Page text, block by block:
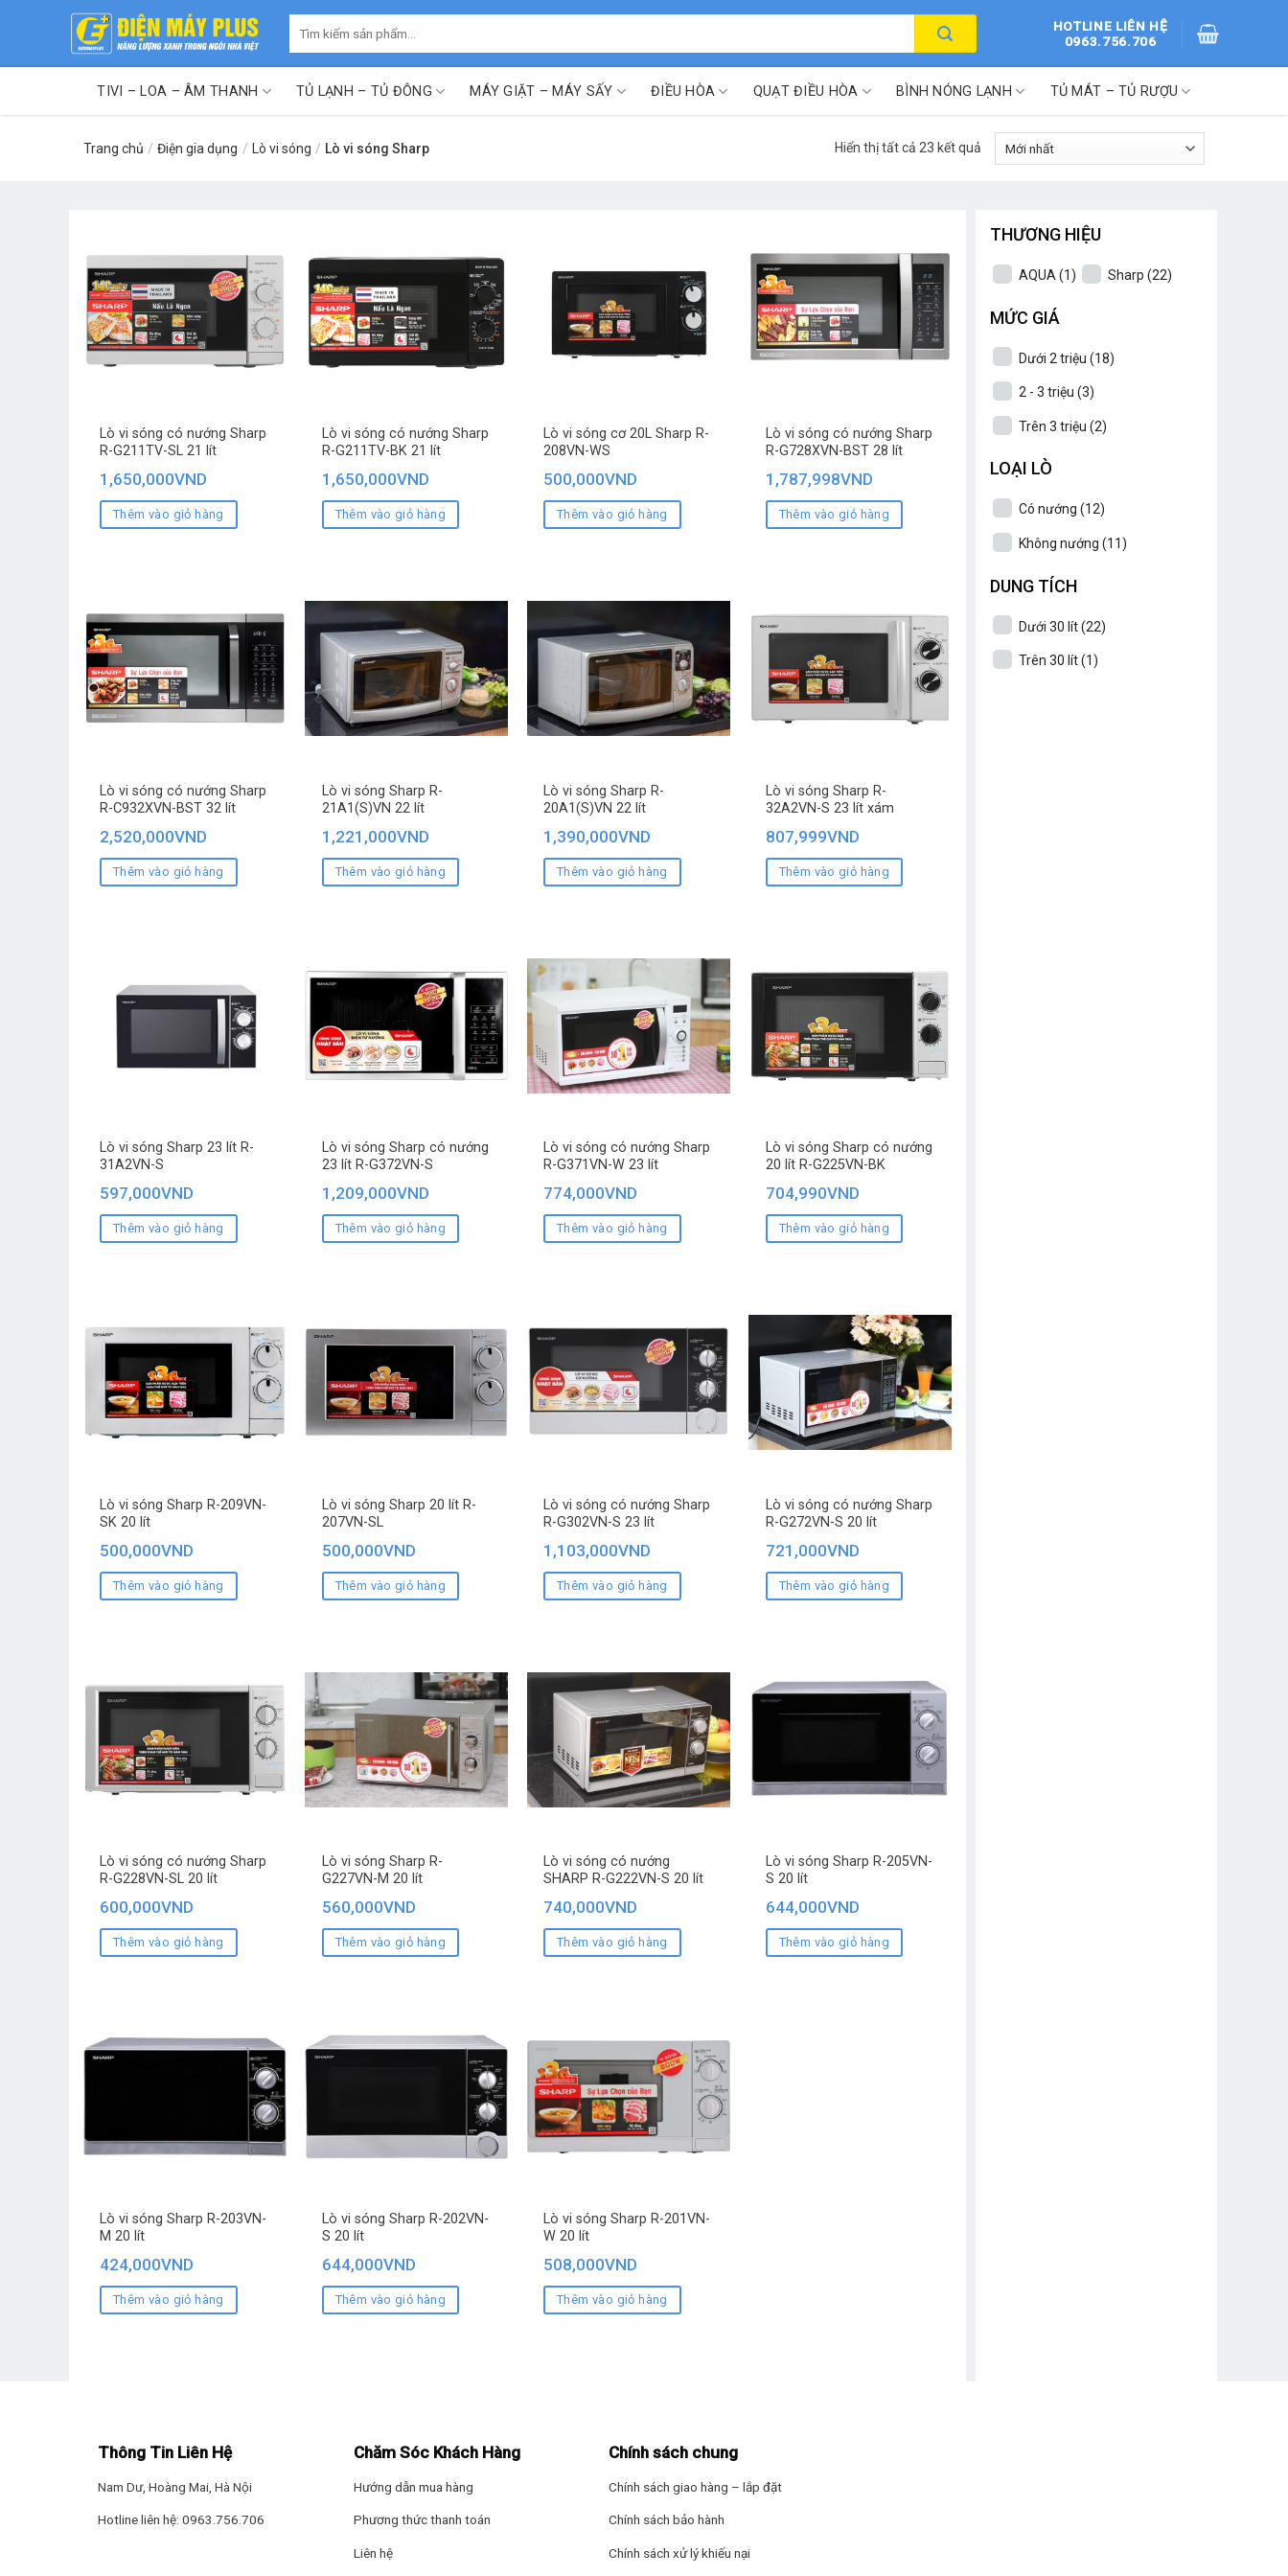
kiếm:
HOTLINE LIÊN HỆ
0963.756.706
TIVI – LOA – ÂM THANH TỦ LẠNH – TỦ ĐÔNG MÁY GIẶT – MÁY SẤY ĐIỀU HÒA QUẠT ĐIỀU HÒA BÌNH NÓNG LẠNH TỦ MÁT – TỦ RƯỢU
Trang chủ / Điện gia dụng / Lò vi sóng / Lò vi sóng Sharp Hiển thị tất cả 23 kết quả
Lò vi sóng có nướng Sharp
R-G211TV-SL 21 lít
1,650,000VND
Thêm vào giỏ hàng
Lò vi sóng có nướng Sharp
R-G211TV-BK 21 lít
1,650,000VND
Thêm vào giỏ hàng
Lò vi sóng cơ 20L Sharp R-
208VN-WS
500,000VND
Thêm vào giỏ hàng
Lò vi sóng có nướng Sharp
R-G728XVN-BST 28 lít
1,787,998VND
Thêm vào giỏ hàng
Lò vi sóng có nướng Sharp
R-C932XVN-BST 32 lít
2,520,000VND
Thêm vào giỏ hàng
Lò vi sóng Sharp R-
21A1(S)VN 22 lít
1,221,000VND
Thêm vào giỏ hàng
Lò vi sóng Sharp R-
20A1(S)VN 22 lít
1,390,000VND
Thêm vào giỏ hàng
Lò vi sóng Sharp R-
32A2VN-S 23 lít xám
807,999VND
Thêm vào giỏ hàng
Lò vi sóng Sharp 23 lít R-
31A2VN-S
597,000VND
Thêm vào giỏ hàng
Lò vi sóng Sharp có nướng
23 lít R-G372VN-S
1,209,000VND
Thêm vào giỏ hàng
Lò vi sóng có nướng Sharp
R-G371VN-W 23 lít
774,000VND
Thêm vào giỏ hàng
Lò vi sóng Sharp có nướng
20 lít R-G225VN-BK
704,990VND
Thêm vào giỏ hàng
Lò vi sóng Sharp R-209VN-
SK 20 lít
500,000VND
Thêm vào giỏ hàng
Lò vi sóng Sharp 20 lít R-
207VN-SL
500,000VND
Thêm vào giỏ hàng
Lò vi sóng có nướng Sharp
R-G302VN-S 23 lít
1,103,000VND
Thêm vào giỏ hàng
Lò vi sóng có nướng Sharp
R-G272VN-S 20 lít
721,000VND
Thêm vào giỏ hàng
Lò vi sóng có nướng Sharp
R-G228VN-SL 20 lít
600,000VND
Thêm vào giỏ hàng
Lò vi sóng Sharp R-
G227VN-M 20 lít
560,000VND
Thêm vào giỏ hàng
Lò vi sóng có nướng
SHARP R-G222VN-S 20 lít
740,000VND
Thêm vào giỏ hàng
Lò vi sóng Sharp R-205VN-
S 20 lít
644,000VND
Thêm vào giỏ hàng
Lò vi sóng Sharp R-203VN-
M 20 lít
424,000VND
Thêm vào giỏ hàng
Lò vi sóng Sharp R-202VN-
S 20 lít
644,000VND
Thêm vào giỏ hàng
Lò vi sóng Sharp R-201VN-
W 20 lít
508,000VND
Thêm vào giỏ hàng
THƯƠNG HIỆU
AQUA (1) Sharp (22)
MỨC GIÁ
Dưới 2 triệu (18)
2 - 3 triệu (3)
Trên 3 triệu (2)
LOẠI LÒ
Có nướng (12)
Không nướng (11)
DUNG TÍCH
Dưới 30 lít(22)
Trên 30 lít(1)
Thông Tin Liên Hệ
Nam Dư, Hoàng Mai, Hà Nội
Hotline liên hệ: 0963.756.706
Chăm Sóc Khách Hàng
Hướng dẫn mua hàng
Phương thức thanh toán
Liên hệ
Chính sách chung
Chính sách giao hàng – lắp đặt
Chính sách bảo hành
Chính sách xử lý khiếu nại